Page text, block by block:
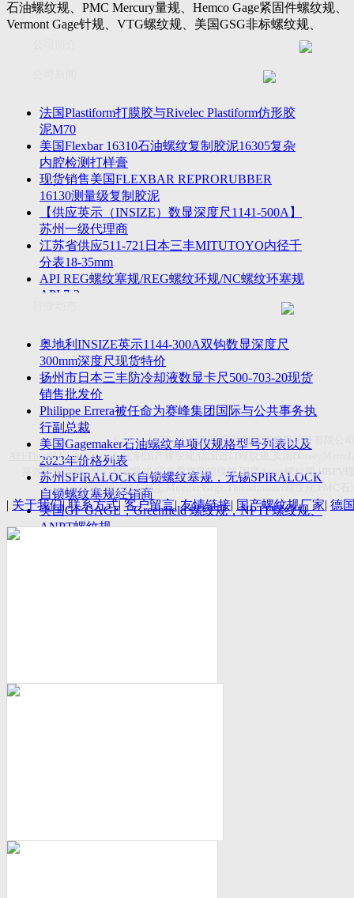
资料下载
软件下载
石油螺纹规、PMC Mercury量规、Hemco Gage紧固件螺纹规、
Vermont Gage针规、VTG螺纹规、美国GSG非标螺纹规、
Threadcheck航空螺纹规、 Westport医疗螺纹规、英国
惠氏螺纹规、Tru-thread石油螺纹规、美国Gagemaker单项仪，
士TESA测高仪、德国Mahr马尔粗糙度仪、数显深度尺、东精
影像仪、英国Zodiac gauge、英国Original Gauge螺纹规等。
法国Plastiform打膜胶与Rivelec Plastiform仿形胶
泥M70
美国Flexbar 16310石油螺纹复制胶泥16305复杂
内腔检测打样膏
现货销售美国FLEXBAR REPRORUBBER
16130测量级复制胶泥
【供应英示（INSIZE）数显深度尺1141-500A】
苏州一级代理商
江苏省供应511-721日本三丰MITUTOYO内径千
分表18-35mm
API REG螺纹塞规/REG螺纹环规/NC螺纹环塞规
API 7-2
苏州市万濠卧式投影仪CPJ-3020W/CPJ-4025W代
美国B2段差尺/间隙段差尺GAPSG/NMSG/GRIP-
004/CFM-095代理商
2023年美国Universal Punch圆度仪价格表，国产
定制跳动量仪
波音一季度营收增近三成超预期，近五年季度交
付数量首超空客
奥地利INSIZE英示1144-300A双钩数显深度尺
300mm深度尺现货特价
扬州市日本三丰防冷却液数显卡尺500-703-20现货
销售批发价
Philippe Errera被任命为赛峰集团国际与公共事务执
行副总裁
美国Gagemaker石油螺纹单项仪规格型号列表以及
2023年价格列表
苏州SPIRALOCK自锁螺纹塞规，无锡SPIRALOCK
自锁螺纹塞规经销商
美国GF GAGE，Greenfield 螺纹规，NPTF螺纹规、
ANPT螺纹规
Copyright(C)2026-2027苏州斯托茨机电设备有限公司
API Thread Gage, Sitemap,定制国产螺纹规
莱尔麦斯量规,德国 LMW量规,国产爱克母螺纹规 ,国产Acme 螺纹规,HBPV
Titecswiss螺纹规 ,API GAGE
| 关于我们|联系方式| 客户留言|友情链接| 国产螺纹规厂家| 德